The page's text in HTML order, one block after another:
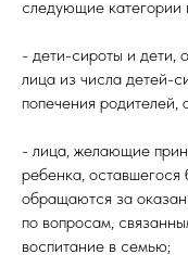
следующие категории
- дети-сироты и дети,
лица из числа детей-
попечения родителей,
- лица, желающие
ребенка, оставшегося
обращаются за
по вопросам,
воспитание в семью;